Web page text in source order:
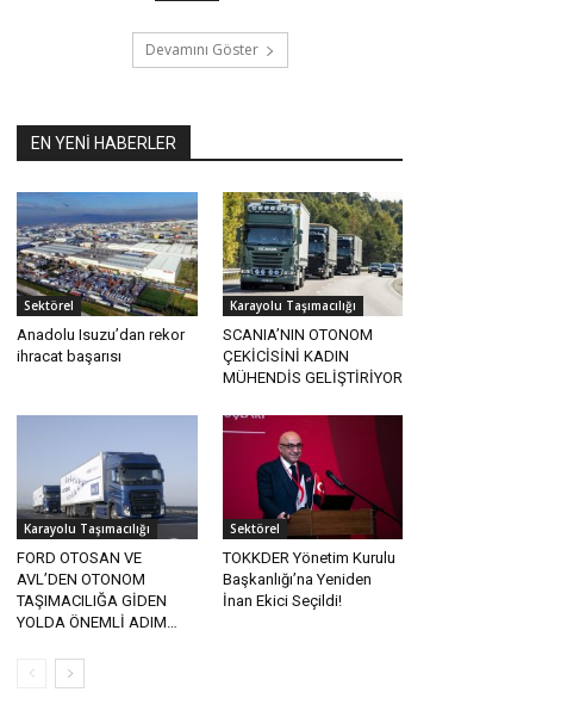
Devamını Göster
EN YENİ HABERLER
Sektörel
Anadolu Isuzu’dan rekor
ihracat başarısı
Karayolu Taşımacılığı
SCANIA’NIN OTONOM
ÇEKİCİSİNİ KADIN
MÜHENDİS GELİŞTİRİYOR
Karayolu Taşımacılığı
FORD OTOSAN VE
AVL’DEN OTONOM
TAŞIMACILIĞA GİDEN
YOLDA ÖNEMLİ ADIM…
Sektörel
TOKKDER Yönetim Kurulu
Başkanlığı’na Yeniden
İnan Ekici Seçildi!